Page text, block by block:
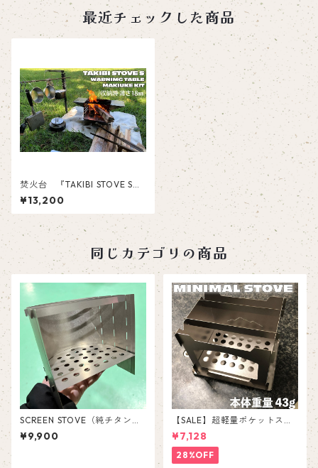
最近チェックした商品
焚火台 『TAKIBI STOVE S』
ソロ キャンプ バーベキ
ュー コンロ 組み立て コ
ンパクト
¥13,200
同じカテゴリの商品
SCREEN STOVE（純チタン製
UL焚き火台）
¥9,900
【SALE】超軽量ポケットスト
ーブ ”MINIMAL STOVE” 【純
チタン製】
¥7,128
28%OFF